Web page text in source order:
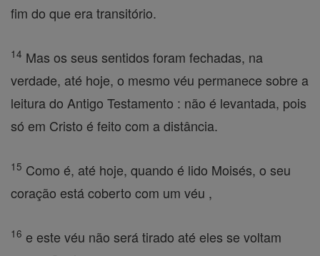
fim do que era transitório.
14 Mas os seus sentidos foram fechadas, na
verdade, até hoje, o mesmo véu permanece sobre a
leitura do Antigo Testamento : não é levantada, pois
só em Cristo é feito com a distância.
15 Como é, até hoje, quando é lido Moisés, o seu
coração está coberto com um véu ,
16 e este véu não será tirado até eles se voltam